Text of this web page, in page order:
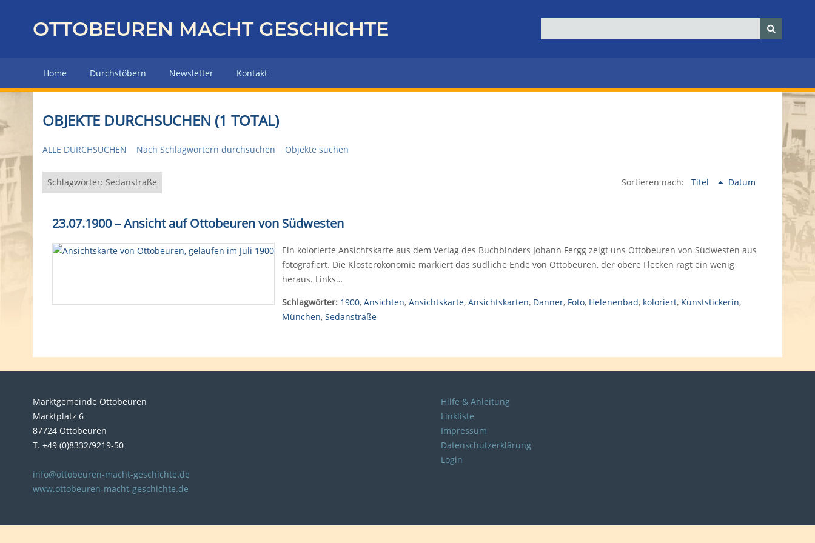
z
r
H
u
p
e
OTTOBEUREN MACHT GESCHICHTE
Home Durchstöbern Newsletter Kontakt
OBJEKTE DURCHSUCHEN (1 TOTAL)
ALLE DURCHSUCHEN Nach Schlagwörtern durchsuchen Objekte suchen
Schlagwörter: Sedanstraße Sortieren nach: Titel Datum
23.07.1900 – Ansicht auf Ottobeuren von Südwesten
Ein kolorierte Ansichtskarte aus dem Verlag des Buchbinders Johann Fergg zeigt uns Ottobeuren von Südwesten aus
fotografiert. Die Klosterökonomie markiert das südliche Ende von Ottobeuren, der obere Flecken ragt ein wenig
heraus. Links…
Schlagwörter: 1900, Ansichten, Ansichtskarte, Ansichtskarten, Danner, Foto, Helenenbad, koloriert, Kunststickerin,
München, Sedanstraße
Marktgemeinde Ottobeuren
Marktplatz 6
87724 Ottobeuren
T. +49 (0)8332/9219-50
info@ottobeuren-macht-geschichte.de
www.ottobeuren-macht-geschichte.de
Hilfe & Anleitung
Linkliste
Impressum
Datenschutzerklärung
Login